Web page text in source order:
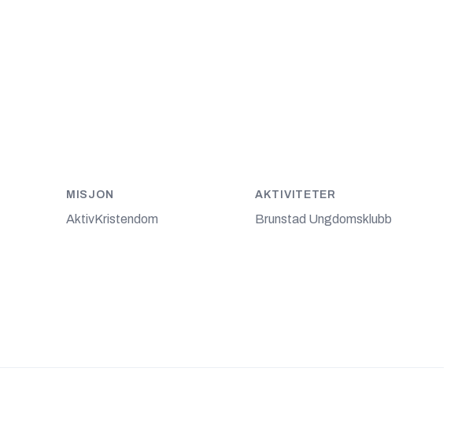
MISJON
AktivKristendom
AKTIVITETER
Brunstad Ungdomsklubb